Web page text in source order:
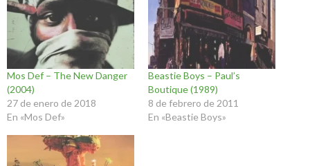
Mos Def – The New Danger
(2004)
27 de enero de 2018
En «Mos Def»
Beastie Boys – Paul’s
Boutique (1989)
8 de febrero de 2011
En «Beastie Boys»